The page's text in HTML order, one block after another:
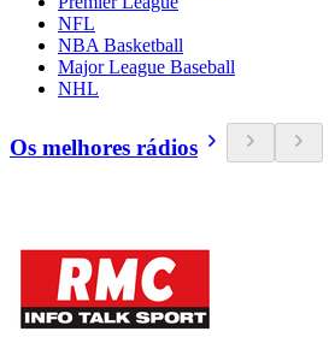
NFL
NBA Basketball
Major League Baseball
NHL
Os melhores rádios